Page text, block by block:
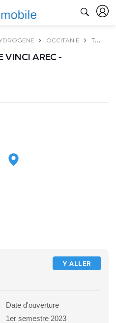
OCCITANIE TOULOUSE
VINCI AREC -
Y ALLER
Date d'ouverture
1er semestre 2023